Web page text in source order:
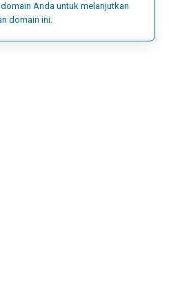
Anda untuk melanjutkan
domain ini.